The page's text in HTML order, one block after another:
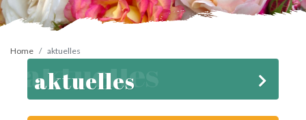
Home aktuelles
aktuelles